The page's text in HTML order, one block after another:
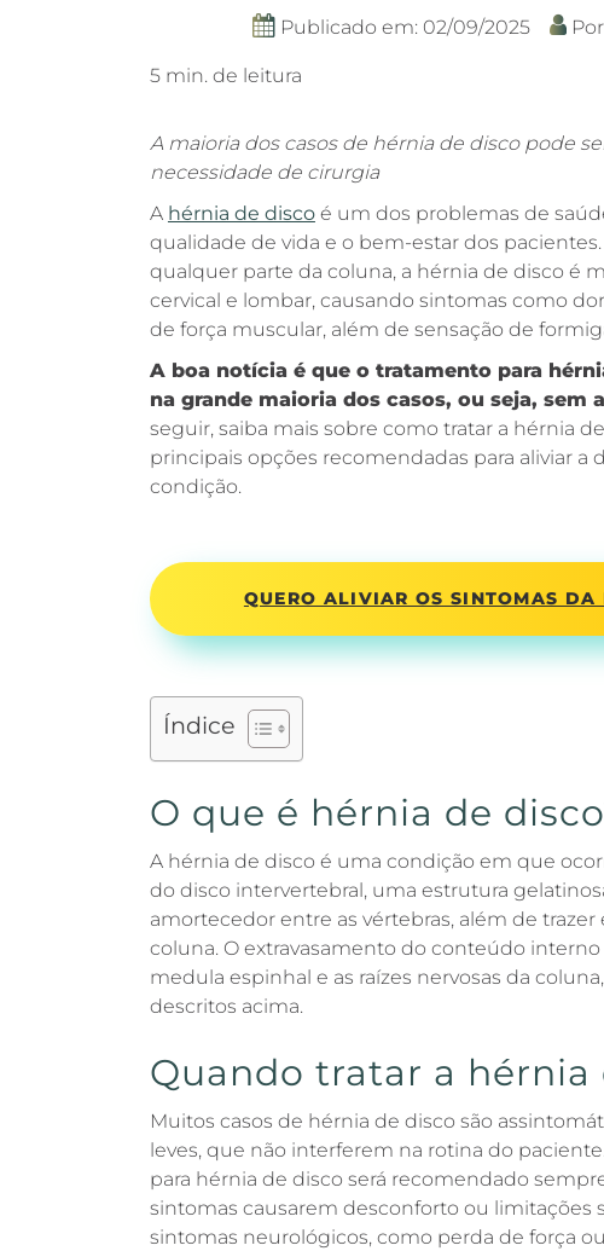
Publicado em: 02/09/2025
5 min. de leitura
A maioria dos casos de hérnia de disco pode
necessidade de cirurgia
A hérnia de discoé um dos problemas de
qualidade de vida e o bem-estar dos
qualquer parte da coluna, a hérnia de disco é
cervical e lombar, causando sintomas como
de força muscular, além de sensação de
A boa notícia é que o tratamento para
na grande maioria dos casos, ou seja, sem
seguir, saiba mais sobre como tratar a hérnia
principais opções recomendadas para aliviar a
condição.
QUERO ALIVIAR OS SINTOMAS DA
Índice
O que é hérnia de
A hérnia de disco é uma condição em que
do disco intervertebral, uma estrutura
amortecedor entre as vértebras, além de
coluna. O extravasamento do conteúdo
medula espinhal e as raízes nervosas da
descritos acima.
Quando tratar a hérnia
Muitos casos de hérnia de disco são
leves, que não interferem na rotina do
para hérnia de disco será recomendado
sintomas causarem desconforto ou limitações
sintomas neurológicos, como perda de força